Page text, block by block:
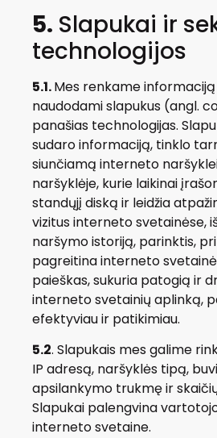
5. Slapukai ir
technologijos
5.1.Mes renkame
naudodami slapukus (angl.
panašias technologijas.
sudaro informaciją, tinklo
siunčiamą interneto
naršyklėje, kurie laikinai
standųjį diską ir leidžia
vizitus interneto svetainėse,
naršymo istoriją, parinktis,
pagreitina interneto
paieškas, sukuria patogią ir
interneto svetainių aplinką,
efektyviau ir patikimiau.
5.2. Slapukais mes galime
IP adresą, naršyklės tipą,
apsilankymo trukmę ir
Slapukai palengvina
interneto svetaine.